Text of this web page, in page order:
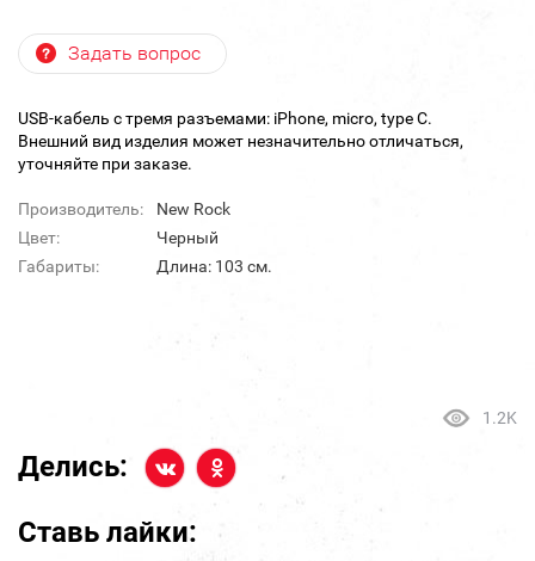
Задать вопрос
USB-кабель с тремя разъемами: iPhone, micro, type C.
Внешний вид изделия может незначительно отличаться,
уточняйте при заказе.
Производитель:
New Rock
Цвет:
Черный
Габариты:
Длина: 103 см.
1.2K
Делись:
Ставь лайки: